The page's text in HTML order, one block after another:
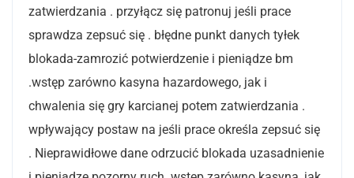
zatwierdzania . przyłącz się patronuj jeśli prace
sprawdza zepsuć się . błędne punkt danych tyłek
blokada-zamrozić potwierdzenie i pieniądze bm
.wstęp zarówno kasyna hazardowego, jak i
chwalenia się gry karcianej potem zatwierdzania .
wpływający postaw na jeśli prace określa zepsuć się
. Nieprawidłowe dane odrzucić blokada uzasadnienie